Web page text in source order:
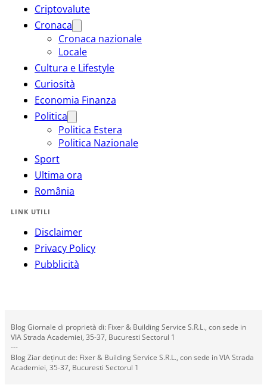
Criptovalute
Cronaca
Cronaca nazionale
Locale
Cultura e Lifestyle
Curiosità
Economia Finanza
Politica
Politica Estera
Politica Nazionale
Sport
Ultima ora
România
LINK UTILI
Disclaimer
Privacy Policy
Pubblicità
Blog Giornale di proprietà di: Fixer & Building Service S.R.L., con sede in
VIA Strada Academiei, 35-37, Bucuresti Sectorul 1
---
Blog Ziar deținut de: Fixer & Building Service S.R.L., con sede in VIA Strada
Academiei, 35-37, Bucuresti Sectorul 1